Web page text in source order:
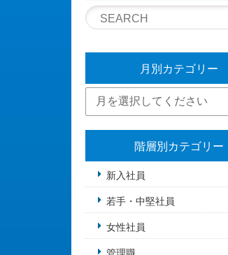
月別カテゴリー
階層別カテゴリー
新入社員
若手・中堅社員
女性社員
管理職